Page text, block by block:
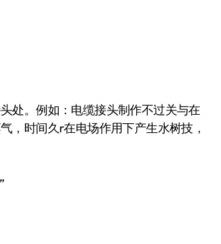
处。例如：电缆接头制作不过关与在
，时间久r在电场作用下产生水树技，